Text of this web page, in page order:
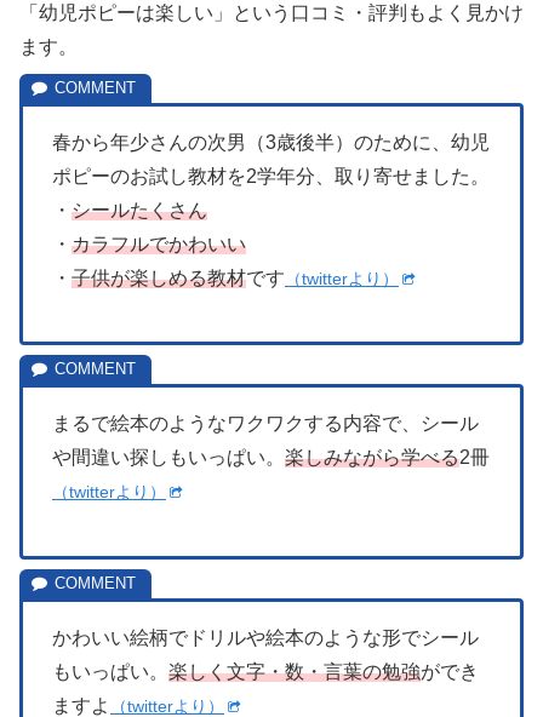
「幼児ポピーは楽しい」という口コミ・評判もよく見かけ
ます。
春から年少さんの次男（3歳後半）のために、幼児
ポピーのお試し教材を2学年分、取り寄せました。
・ シールたくさん
・ カラフルでかわいい
・ 子供が楽しめる教材です （twitterより）
まるで絵本のようなワクワクする内容で、シール
や間違い探しもいっぱい。 楽しみながら学べる2冊
（twitterより）
かわいい絵柄でドリルや絵本のような形でシール
もいっぱい。 楽しく文字・数・言葉の勉強ができ
ますよ
（twitterより）